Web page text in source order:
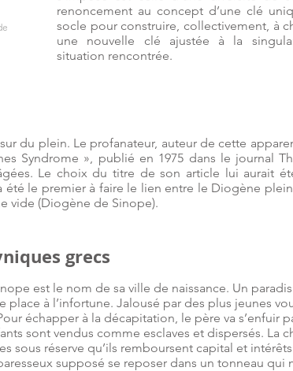
renoncement au concept d’une clé
socle pour construire, collectivement, à
une nouvelle clé ajustée à la
situation rencontrée.
du plein. Le profanateur, auteur de cette
Syndrome », publié en 1975 dans le journal
Le choix du titre de son article lui aurait
été le premier à faire le lien entre le Diogène
vide (Diogène de Sinope).
grecs
est le nom de sa ville de naissance. Un
à l’infortune. Jalousé par des plus jeunes
échapper à la décapitation, le père va s’enfuir
sont vendus comme esclaves et dispersés. La
sous réserve qu’ils remboursent capital et
supposé se reposer dans un tonneau qui